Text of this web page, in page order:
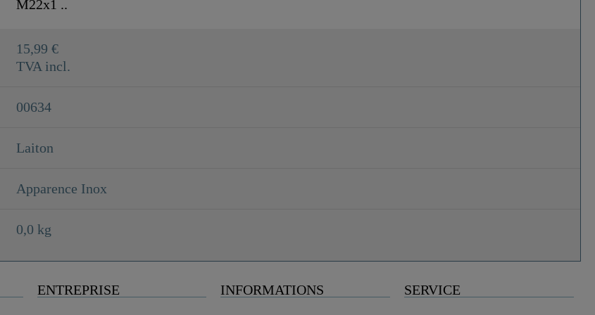
M22x1 ..
15,99 €
TVA incl.
00634
Laiton
Apparence Inox
0,0 kg
ENTREPRISE
INFORMATIONS
SERVICE